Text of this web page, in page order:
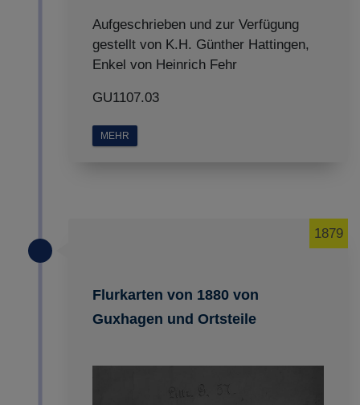
Aufgeschrieben und zur Verfügung
gestellt von K.H. Günther Hattingen,
Enkel von Heinrich Fehr
GU1107.03
MEHR
Flurkarten von 1880 von
Guxhagen und Ortsteile
1879